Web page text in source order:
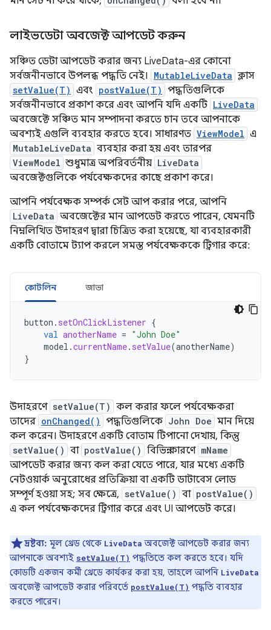
লাইভডেটা অবজেক্ট আপডেট করুন
সঞ্চিত ডেটা আপডেট করার জন্য LiveData-এর কোনো
সর্বজনীনভাবে উপলব্ধ পদ্ধতি নেই।
MutableLiveData ক্লাস
setValue(T) এবং postValue(T) পদ্ধতিগুলিকে
সর্বজনীনভাবে প্রকাশ করে এবং আপনি যদি একটি LiveData
অবজেক্টে সঞ্চিত মান সম্পাদনা করতে চান তবে আপনাকে
অবশ্যই এগুলি ব্যবহার করতে হবে। সাধারণত ViewModel এ
MutableLiveData ব্যবহার করা হয় এবং তারপর
ViewModel শুধুমাত্র অপরিবর্তনীয় LiveData
অবজেক্টগুলিকে পর্যবেক্ষকদের কাছে প্রকাশ করে।
আপনি পর্যবেক্ষক সম্পর্ক সেট আপ করার পরে, আপনি
LiveData অবজেক্টের মান আপডেট করতে পারেন, যেমনটি
নিম্নলিখিত উদাহরণ দ্বারা চিত্রিত করা হয়েছে, যা ব্যবহারকারী
একটি বোতামে ট্যাপ করলে সমস্ত পর্যবেক্ষককে ট্রিগার করে:
কোটলিন জাভা
button . setOnClickListener {
val anotherName = "John Doe"
model .currentName. setValue(anotherName)
}
উদাহরণে setValue(T) কল করার ফলে পর্যবেক্ষকরা
তাদের onChanged() পদ্ধতিগুলিকে John Doe মান দিয়ে
কল করেন। উদাহরণে একটি বোতাম টিপানো দেখায়, কিন্তু
setValue() বা postValue() বিভিন্ন কারণে mName
আপডেট করার জন্য কল করা যেতে পারে, যার মধ্যে একটি
নেটওয়ার্ক অনুরোধের প্রতিক্রিয়া বা একটি ডাটাবেস লোড
সম্পূর্ণ হওয়া সহ; সব ক্ষেত্রে, setValue() বা postValue()
এ কল পর্যবেক্ষকদের ট্রিগার করে এবং UI আপডেট করে।
দ্রষ্টব্য: মূল থ্রেড থেকে LiveData অবজেক্ট আপডেট করার জন্য
আপনাকে অবশ্যই setValue(T) পদ্ধতিতে কল করতে হবে। যদি
কোডটি একজন কর্মী থ্রেডে কার্যকর করা হয়, তাহলে আপনি LiveData
অবজেক্ট আপডেট করার পরিবর্তে postValue(T) পদ্ধতি ব্যবহার
করতে পারেন।